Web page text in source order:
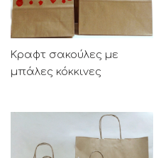
Κραφτ σακούλες με
μπάλες κόκκινες